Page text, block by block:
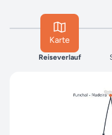
Karte
Reiseverlauf